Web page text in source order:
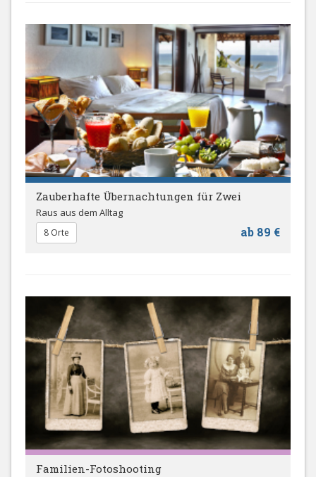
Zauberhafte Übernachtungen für Zwei
Raus aus dem Alltag
ab 89 €
8 Orte
Familien-Fotoshooting